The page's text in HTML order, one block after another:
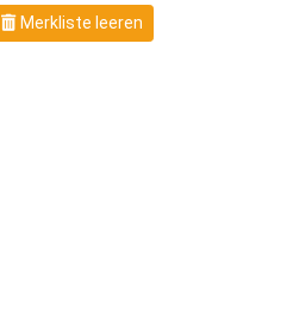
Merkliste leeren